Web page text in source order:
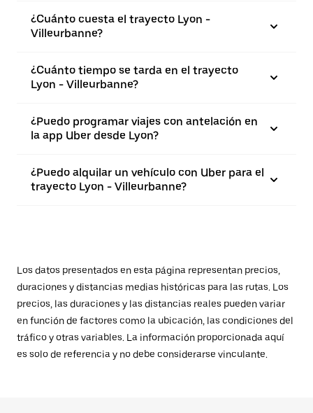
¿Cuánto cuesta el trayecto Lyon -
Villeurbanne?
¿Cuánto tiempo se tarda en el trayecto
Lyon - Villeurbanne?
¿Puedo programar viajes con antelación en
la app Uber desde Lyon?
¿Puedo alquilar un vehículo con Uber para el
trayecto Lyon - Villeurbanne?
Los datos presentados en esta página representan precios,
duraciones y distancias medias históricas para las rutas. Los
precios, las duraciones y las distancias reales pueden variar
en función de factores como la ubicación, las condiciones del
tráfico y otras variables. La información proporcionada aquí
es solo de referencia y no debe considerarse vinculante.